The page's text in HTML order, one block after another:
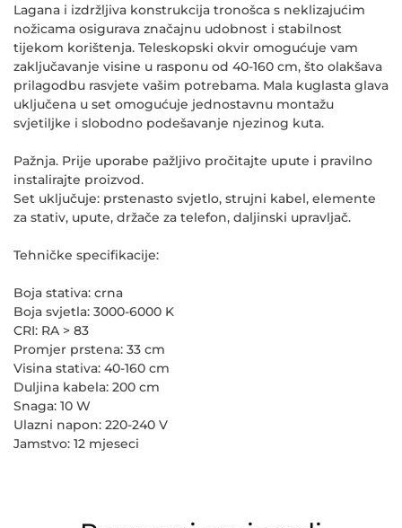
Lagana i izdržljiva konstrukcija tronošca s neklizajućim
nožicama osigurava značajnu udobnost i stabilnost
tijekom korištenja. Teleskopski okvir omogućuje vam
zaključavanje visine u rasponu od 40-160 cm, što olakšava
prilagodbu rasvjete vašim potrebama. Mala kuglasta glava
uključena u set omogućuje jednostavnu montažu
svjetiljke i slobodno podešavanje njezinog kuta.
Pažnja. Prije uporabe pažljivo pročitajte upute i pravilno
instalirajte proizvod.
Set uključuje: prstenasto svjetlo, strujni kabel, elemente
za stativ, upute, držače za telefon, daljinski upravljač.
Tehničke specifikacije:
Boja stativa: crna
Boja svjetla: 3000-6000 K
CRI: RA > 83
Promjer prstena: 33 cm
Visina stativa: 40-160 cm
Duljina kabela: 200 cm
Snaga: 10 W
Ulazni napon: 220-240 V
Jamstvo: 12 mjeseci